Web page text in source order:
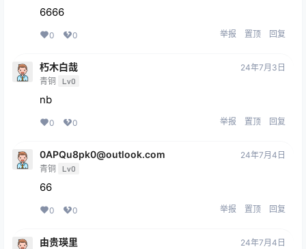
6666
0 0 举报 置顶 回复
朽木白哉
青铜 Lv0
24年7月3日
nb
0 0 举报 置顶 回复
0APQu8pk0@outlook.com
青铜 Lv0
24年7月4日
66
0 0 举报 置顶 回复
由贵瑛里 24年7月4日